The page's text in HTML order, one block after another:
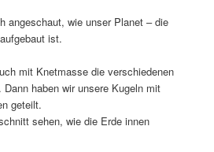
angeschaut, wie unser Planet – die
ist.
mit Knetmasse die verschiedenen
haben wir unsere Kugeln mit
geteilt.
sehen, wie die Erde innen